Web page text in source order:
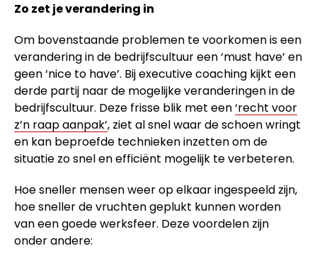
Zo zet je verandering in
Om bovenstaande problemen te voorkomen is een
verandering in de bedrijfscultuur een ‘must have’ en
geen ‘nice to have’. Bij executive coaching kijkt een
derde partij naar de mogelijke veranderingen in de
bedrijfscultuur. Deze frisse blik met een‘recht voor
z’n raap aanpak’, ziet al snel waar de schoen wringt
en kan beproefde technieken inzetten om de
situatie zo snel en efficiënt mogelijk te verbeteren.
Hoe sneller mensen weer op elkaar ingespeeld zijn,
hoe sneller de vruchten geplukt kunnen worden
van een goede werksfeer. Deze voordelen zijn
onder andere: